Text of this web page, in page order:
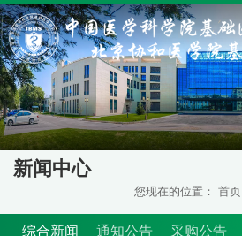
新闻中心
您现在的位置： 首页
综合新闻 通知公告 采购公告